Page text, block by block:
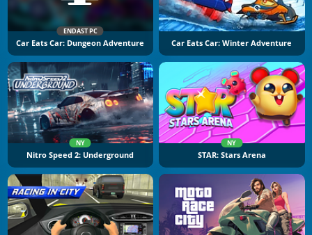
ENDAST PC
Car Eats Car: Dungeon Adventure Car Eats Car: Winter Adventure
NY
Nitro Speed 2: Underground
NY
STAR: Stars Arena